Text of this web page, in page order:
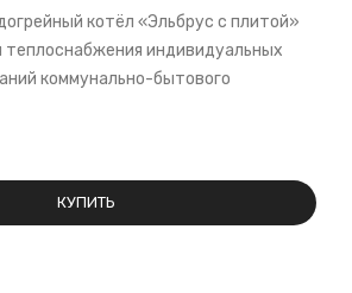
котёл «Эльбрус с плитой»
теплоснабжения индивидуальных
коммунально-бытового
КУПИТЬ